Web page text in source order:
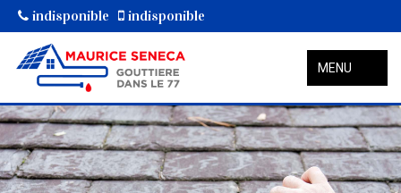
indisponible indisponible
MENU